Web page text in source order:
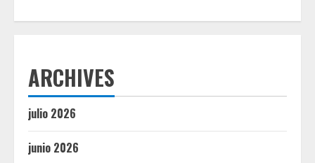
ARCHIVES
julio 2026
junio 2026